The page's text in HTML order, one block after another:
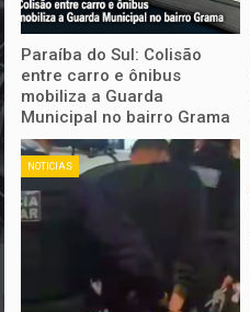
Paraíba do Sul: Colisão
entre carro e ônibus
mobiliza a Guarda
Municipal no bairro Grama
NOTICIAS